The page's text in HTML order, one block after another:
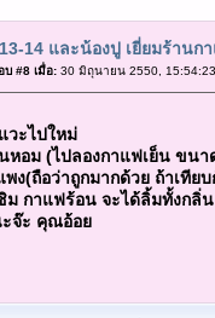
14 และน้องปู เยี่ยมร้านก
บ #8 เมื่อ:30 มิถุนายน 2550,
วะไปใหม่
หอม (ไปลองกาแฟเย็น ขน
พง(ถือว่าถูกมากด้วย ถ้าเทีย
ม กาแฟร้อน จะได้ลิ้มทั้งกลิ่
ะจ๊ะ คุณอ้อย